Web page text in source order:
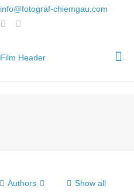
info@fotograf-chiemgau.com
Authors Show all